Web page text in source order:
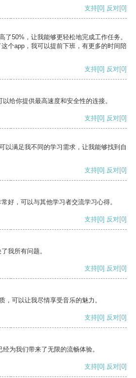
支持[0] 反对[0]
了50%，让我能够更轻松地完成工作任务。
个app，我可以提前下班，有更多的时间陪
支持[0] 反对[0]
给你提供最高速度和安全性的连接。
支持[0] 反对[0]
以满足我不同的学习需求，让我能够找到自
支持[0] 反对[0]
好，可以与其他学习者交流学习心得。
支持[0] 反对[0]
我所有问题。
支持[0] 反对[0]
，可以让我尽情享受音乐的魅力。
支持[0] 反对[0]
为我们带来了无限的流畅体验。
支持[0] 反对[0]